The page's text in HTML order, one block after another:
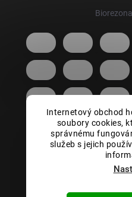
Internetový obchod
soubory cookies,
správnému
služeb s jejich
Copyright 2026